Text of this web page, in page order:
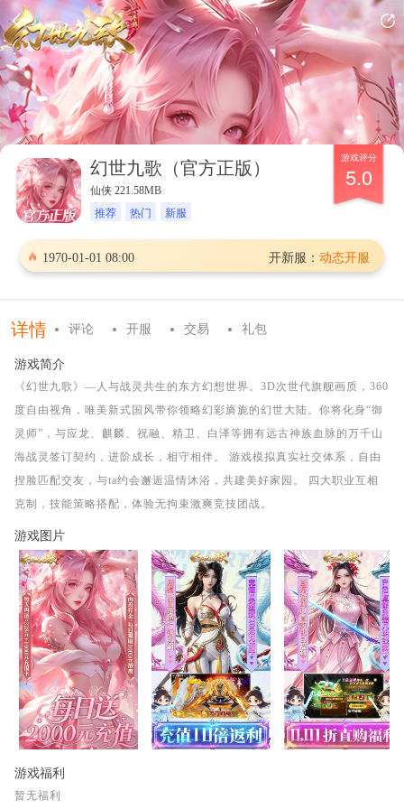
幻世九歌（官方正版）
仙侠 221.58MB
推荐 热门 新服
游戏评分
5.0
1970-01-01 08:00 开新服： 动态开服
详情 评论 开服 交易 礼包
游戏简介
《幻世九歌》—人与战灵共生的东方幻想世界。3D次世代旗舰画质，360
度自由视角，唯美新式国风带你领略幻彩旖旎的幻世大陆。你将化身“御
灵师”，与应龙、麒麟、祝融、精卫、白泽等拥有远古神族血脉的万千山
海战灵签订契约，进阶成长，相守相伴。 游戏模拟真实社交体系，自由
捏脸匹配交友，与ta约会邂逅温情沐浴，共建美好家园。 四大职业互相
克制，技能策略搭配，体验无拘束激爽竞技团战。
游戏图片
游戏福利
暂无福利